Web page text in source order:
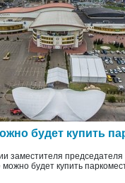
будет купить
заместителя председателя
можно будет купить